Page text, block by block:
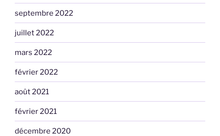
septembre 2022
juillet 2022
mars 2022
février 2022
août 2021
février 2021
décembre 2020